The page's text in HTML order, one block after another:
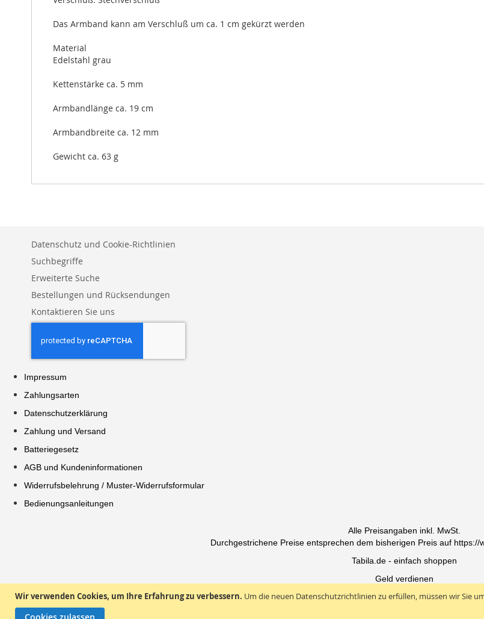
Wir verwenden Cookies, um Ihre Erfahrung zu verbessern. Um die neuen Datenschutzrichtlinien zu erfüllen, müssen wir Sie
Das Armband kann am Verschluß um ca. 1 cm gekürzt werden
Material
Edelstahl grau
Kettenstärke ca. 5 mm
Armbandlänge ca. 19 cm
Armbandbreite ca. 12 mm
Gewicht ca. 63 g
Datenschutz und Cookie-Richtlinien
Suchbegriffe
Erweiterte Suche
Bestellungen und Rücksendungen
Kontaktieren Sie uns
Impressum
Zahlungsarten
Datenschutzerklärung
Zahlung und Versand
Batteriegesetz
AGB und Kundeninformationen
Widerrufsbelehrung / Muster-Widerrufsformular
Bedienungsanleitungen
Alle Preisangaben inkl. MwSt.
Durchgestrichene Preise entsprechen dem bisherigen Preis auf https://
Tabila.de - einfach shoppen
Geld verdienen